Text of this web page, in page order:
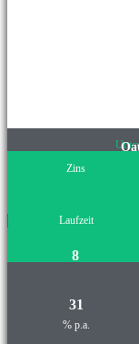
Zins
Laufzeit
8
31
% p.a.